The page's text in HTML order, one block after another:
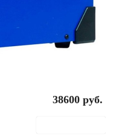
38600 руб.